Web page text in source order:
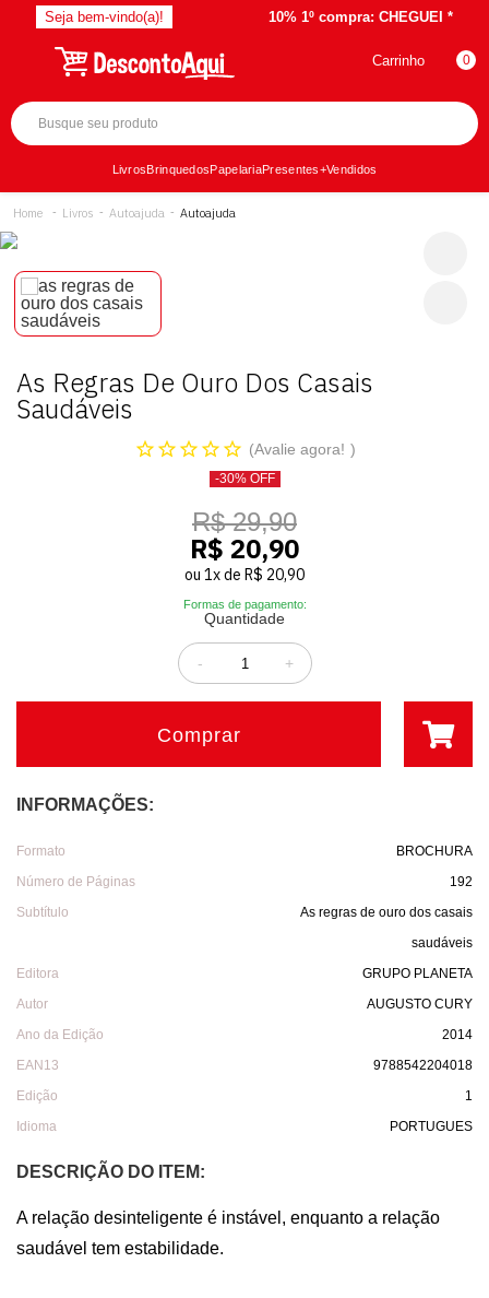
Seja bem-vindo(a)! 10% 1º compra: CHEGUEI *
Carrinho 0
LivrosBrinquedosPapelariaPresentes+Vendidos
Livros Autoajuda Autoajuda
As Regras De Ouro Dos Casais
Saudáveis
Avalie agora!
-30% OFF
R$ 29,90
R$ 20,90
ou 1xde R$ 20,90
Formas de pagamento:
Quantidade
+
-
Comprar
INFORMAÇÕES:
Formato
BROCHURA
Número de Páginas
192
Subtítulo
As regras de ouro dos casais
saudáveis
Editora
GRUPO PLANETA
Autor
AUGUSTO CURY
Ano da Edição
2014
EAN13
9788542204018
Edição
1
Idioma
PORTUGUES
DESCRIÇÃO DO ITEM:
A relação desinteligente é instável, enquanto a relação
saudável tem estabilidade.